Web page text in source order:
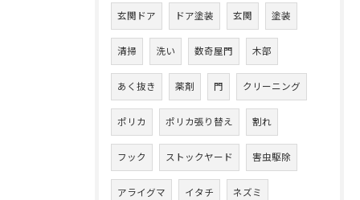
玄関ドア ドア塗装 玄関 塗装
清掃 洗い 数奇屋門 木部
あく抜き 薬剤 門 クリーニング
ポリカ ポリカ張り替え 割れ
フック ストックヤード 害虫駆除
アライグマ イタチ ネズミ